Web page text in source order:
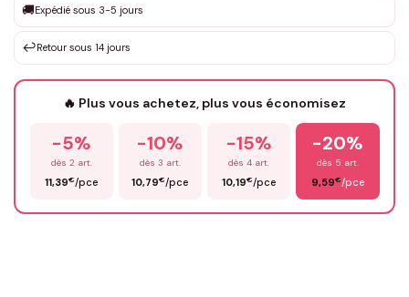
Votre texte / idée*
Prénom*
🚚Expédié sous 3-5 jours
↩️Retour sous 14 jours
🔥 Plus vous achetez, plus vous économisez
-5%
dès 2 art.
11,39€/pce
-10%
dès 3 art.
10,79€/pce
-15%
dès 4 art.
10,19€/pce
-20%
dès 5 art.
9,59€/pce